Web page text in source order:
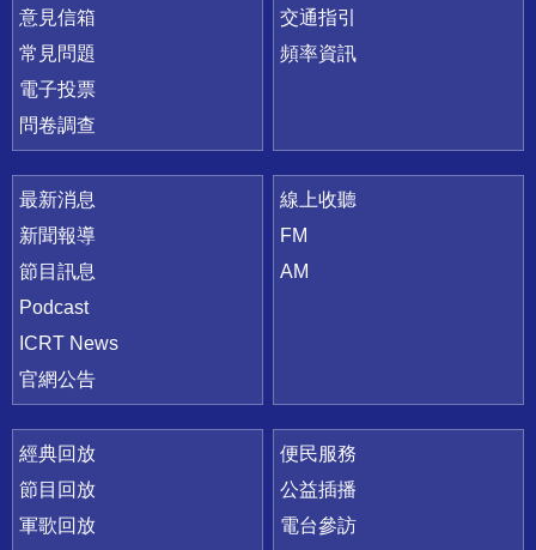
意見信箱
常見問題
電子投票
問卷調查
交通指引
頻率資訊
最新消息
新聞報導
節目訊息
Podcast
ICRT News
官網公告
線上收聽
FM
AM
經典回放
節目回放
軍歌回放
便民服務
公益插播
電台參訪